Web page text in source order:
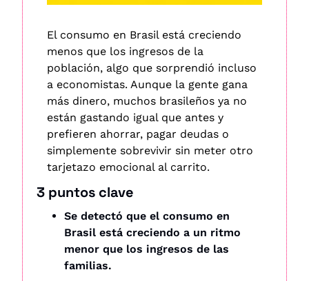
El consumo en Brasil está creciendo
menos que los ingresos de la
población, algo que sorprendió incluso
a economistas. Aunque la gente gana
más dinero, muchos brasileños ya no
están gastando igual que antes y
prefieren ahorrar, pagar deudas o
simplemente sobrevivir sin meter otro
tarjetazo emocional al carrito.
3 puntos clave
Se detectó que el consumo en
Brasil está creciendo a un ritmo
menor que los ingresos de las
familias.